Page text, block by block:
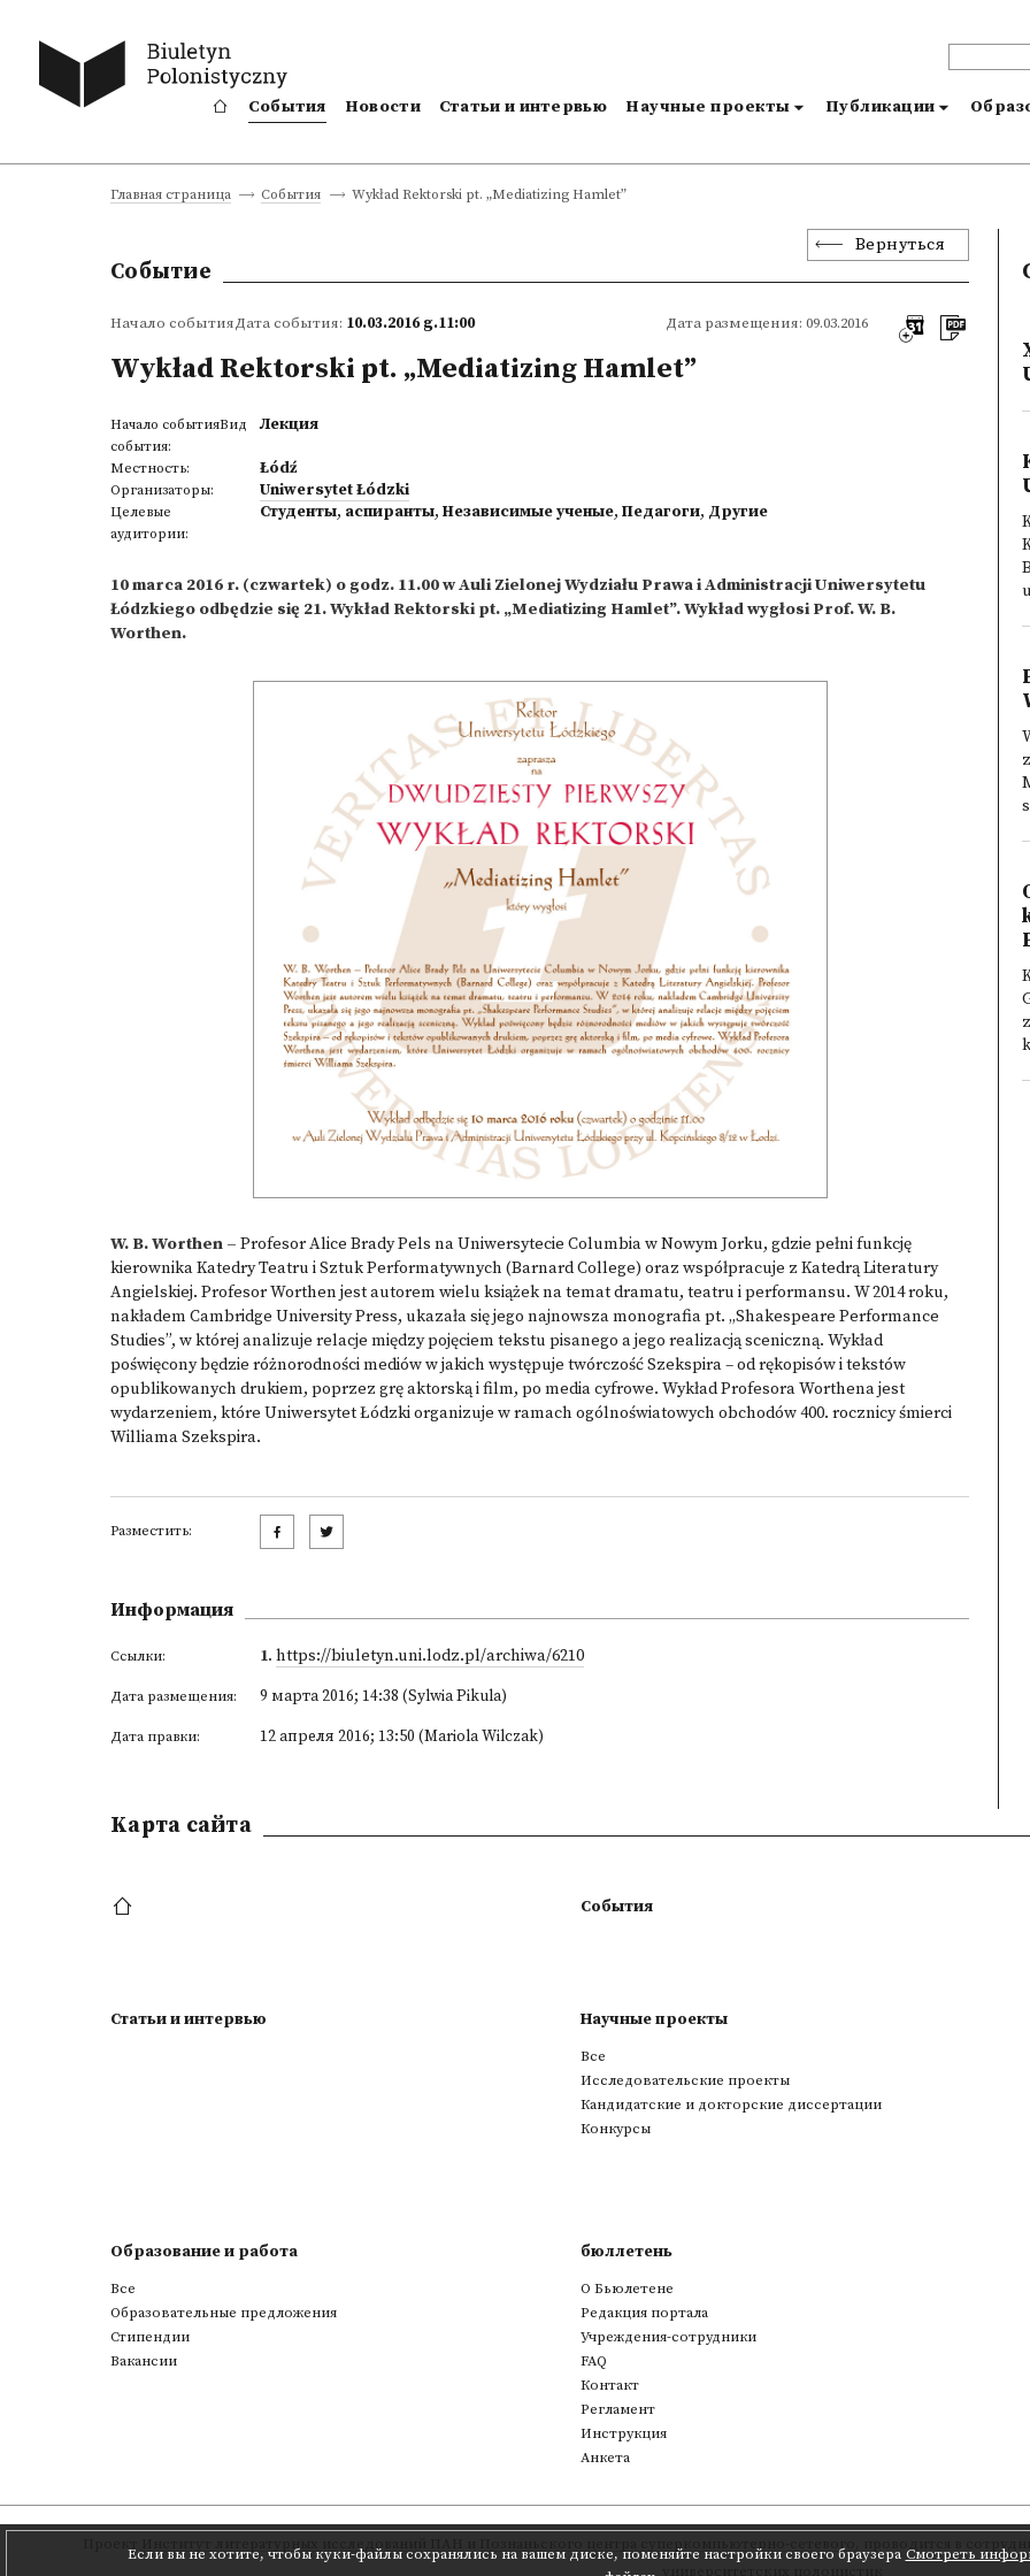
События Новости Статьи и интервью Научные проекты Публикации
Главная страница События Wykład Rektorski pt. „Mediatizing Hamlet”
Вернуться
Событие
Начало событияДата события: 10.03.2016 g.11:00 Дата размещения: 09.03.2016
Wykład Rektorski pt. „Mediatizing Hamlet”
Начало событияВид
события:
Лекция
Местность: Łódź
Организаторы: Uniwersytet Łódzki
Целевые
аудитории:
Студенты, аспиранты, Независимые ученые, Педагоги, Другие
10 marca 2016 r. (czwartek) o godz. 11.00 w Auli Zielonej Wydziału Prawa i Administracji Uniwersytetu
Łódzkiego odbędzie się 21. Wykład Rektorski pt. „Mediatizing Hamlet”. Wykład wygłosi Prof. W. B.
Worthen.
W. B. Worthen – Profesor Alice Brady Pels na Uniwersytecie Columbia w Nowym Jorku, gdzie pełni funkcję
kierownika Katedry Teatru i Sztuk Performatywnych (Barnard College) oraz współpracuje z Katedrą Literatury
Angielskiej. Profesor Worthen jest autorem wielu książek na temat dramatu, teatru i performansu. W 2014 roku,
nakładem Cambridge University Press, ukazała się jego najnowsza monografia pt. „Shakespeare Performance
Studies”, w której analizuje relacje między pojęciem tekstu pisanego a jego realizacją sceniczną. Wykład
poświęcony będzie różnorodności mediów w jakich występuje twórczość Szekspira – od rękopisów i tekstów
opublikowanych drukiem, poprzez grę aktorską i film, po media cyfrowe. Wykład Profesora Worthena jest
wydarzeniem, które Uniwersytet Łódzki organizuje w ramach ogólnoświatowych obchodów 400. rocznicy śmierci
Williama Szekspira.
Разместить:
Информация
Ссылки: 1. https://biuletyn.uni.lodz.pl/archiwa/6210
Дата размещения: 9 марта 2016; 14:38 (Sylwia Pikula)
Дата правки: 12 апреля 2016; 13:50 (Mariola Wilczak)
Если вы не хотите, чтобы куки-файлы сохранялись на вашем диске, поменяйте настройки своего браузера Смотреть
Kарта сайта
События
Статьи и интервью Научные проекты
Все
Исследовательские проекты
Кандидатские и докторские диссертации
Конкурсы
Образование и работа
Все
Образовательные предложения
Стипендии
Вакансии
бюллетень
О Бьюлетене
Редакция портала
Учреждения-сотрудники
FAQ
Контакт
Регламент
Инструкция
Анкета
Институт литературных исследований ПАН Познаньского центра суперкомпьютерно-сетевого